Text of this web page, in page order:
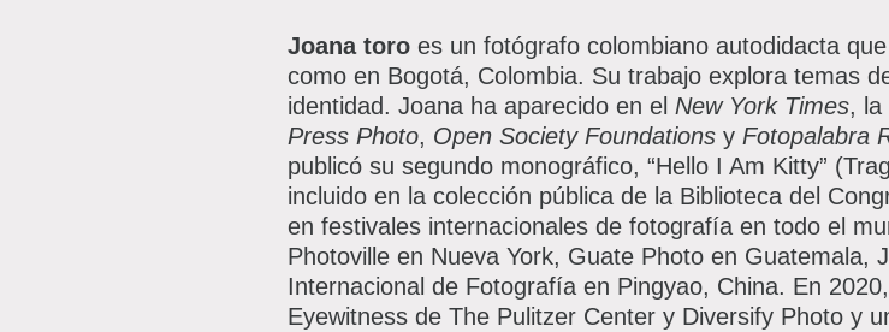
Joana toro es un fotógrafo colombiano autodidacta
como en Bogotá, Colombia. Su trabajo explora temas
identidad. Joana ha aparecido en el New York Times, la
Press Photo, Open Society Foundations y Fotopalabra
publicó su segundo monográfico, “Hello I Am Kitty”
incluido en la colección pública de la Biblioteca del
en festivales internacionales de fotografía en todo el
Photoville en Nueva York, Guate Photo en Guatemala,
Internacional de Fotografía en Pingyao, China. En
Eyewitness de The Pulitzer Center y Diversify Photo y